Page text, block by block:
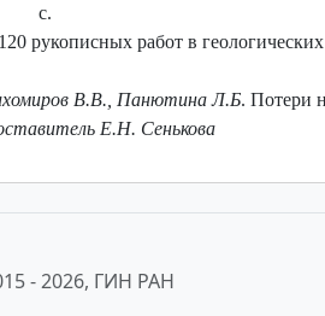
с.
рукописных работ в
В.В., Панютина Л.Б. Потери
Е.Н. Сенькова
-2026, ГИН РАН